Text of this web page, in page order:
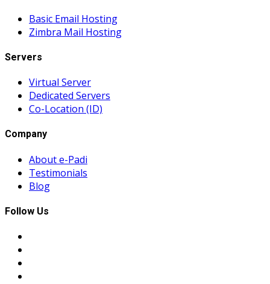
Basic Email Hosting
Zimbra Mail Hosting
Servers
Virtual Server
Dedicated Servers
Co-Location (ID)
Company
About e-Padi
Testimonials
Blog
Follow Us